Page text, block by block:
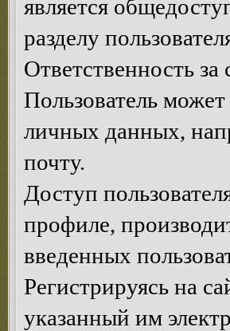
является
разделу
Ответственность за
Пользователь
личных данных,
почту.
Доступ
профиле,
введенных
Регистрируясь на
указанный им